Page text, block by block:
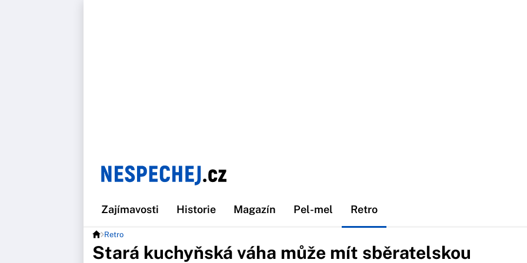
Zajímavosti Historie Magazín Pel-mel Retro
Retro
Stará kuchyňská váha může mít sběratelskou